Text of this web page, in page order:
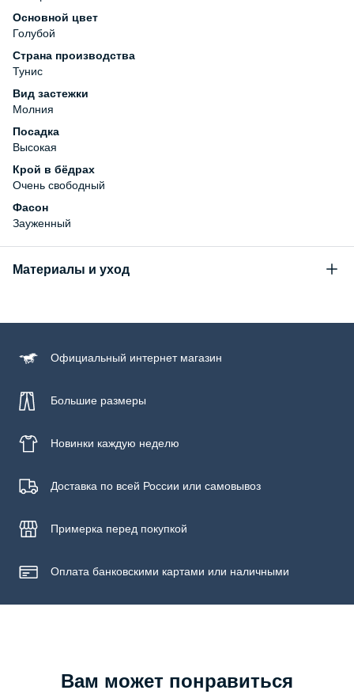
Основной цвет
Голубой
Страна производства
Тунис
Вид застежки
Молния
Посадка
Высокая
Крой в бёдрах
Очень свободный
Фасон
Зауженный
Материалы и уход
99% хлопок, 1% эластан
Бережная стирка при температуре не более 30С, химчистка
запрещена, гладить при низкой температуре до 110С
Официальный интернет магазин
Большие размеры
Новинки каждую неделю
Доставка по всей России или самовывоз
Примерка перед покупкой
Оплата банковскими картами или наличными
Вам может понравиться